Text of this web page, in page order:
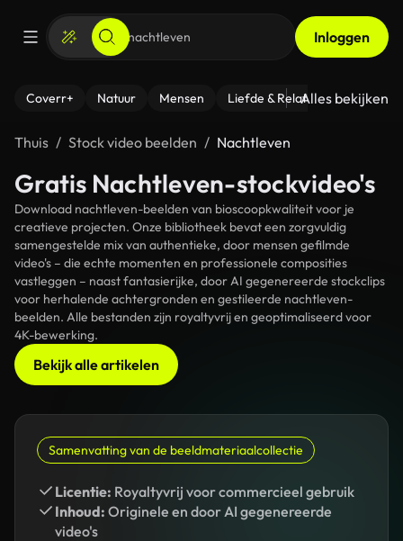
Inloggen
Coverr+ Natuur Mensen Liefde & Relaties - Fitness
Alles bekijken
Thuis Stock video beelden Nachtleven
Gratis Nachtleven-stockvideo's
Download nachtleven-beelden van bioscoopkwaliteit voor je
creatieve projecten. Onze bibliotheek bevat een zorgvuldig
samengestelde mix van authentieke, door mensen gefilmde
video's – die echte momenten en professionele composities
vastleggen – naast fantasierijke, door AI gegenereerde stockclips
voor herhalende achtergronden en gestileerde nachtleven-
beelden. Alle bestanden zijn royaltyvrij en geoptimaliseerd voor
4K-bewerking.
Bekijk alle artikelen
Samenvatting van de beeldmateriaalcollectie
Licentie: Royaltyvrij voor commercieel gebruik
Inhoud: Originele en door AI gegenereerde
video's